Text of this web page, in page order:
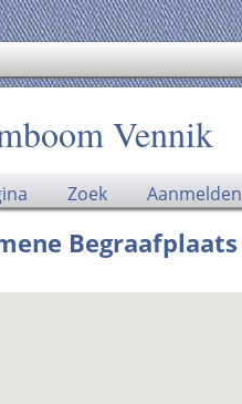
Vennik
Zoek Aanmelden